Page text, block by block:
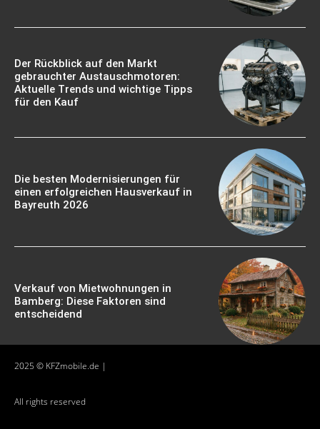
Der Rückblick auf den Markt
gebrauchter Austauschmotoren:
Aktuelle Trends und wichtige Tipps
für den Kauf
Die besten Modernisierungen für
einen erfolgreichen Hausverkauf in
Bayreuth 2026
Verkauf von Mietwohnungen in
Bamberg: Diese Faktoren sind
entscheidend
2025 © KFZmobile.de |
All rights reserved